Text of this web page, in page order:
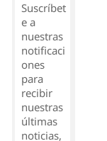
Suscríbet
e a
nuestras
notificaci
ones
para
recibir
nuestras
últimas
noticias,